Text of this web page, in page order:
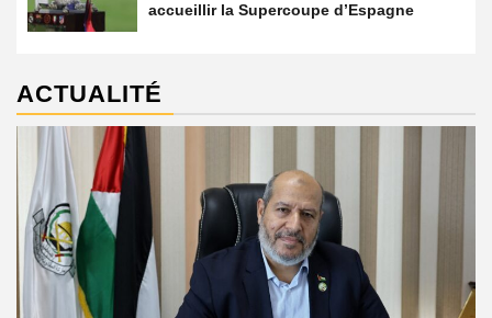
accueillir la Supercoupe d’Espagne
ACTUALITÉ